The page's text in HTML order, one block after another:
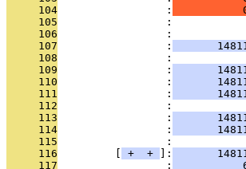
     104
                 :
     105
:
     106
:
     107
                 :
     108
:
     109
                 :
     110
                 :
     111
                 :
     112
:
     113
                 :
     114
                 :
     115
:
     116
+ + ]:
     117
                 :